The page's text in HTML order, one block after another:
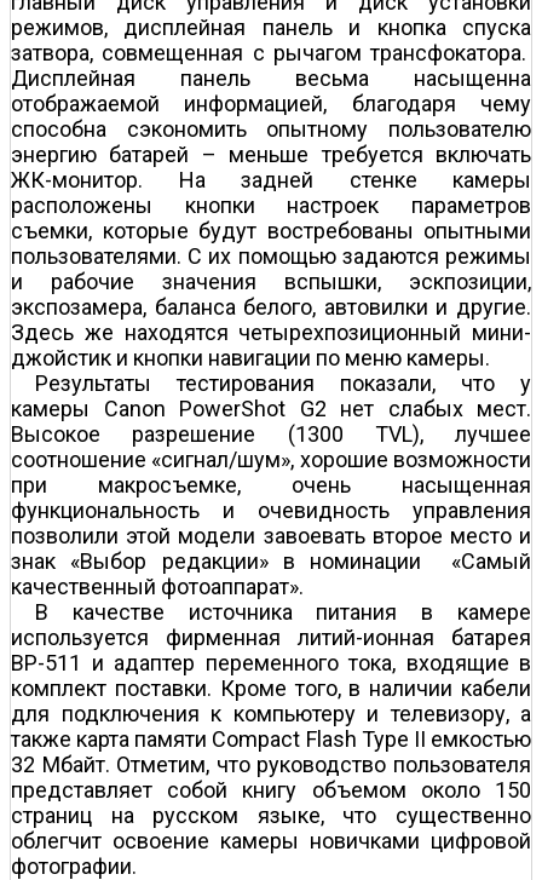
режимов, дисплейная панель и кнопка спуска
затвора, совмещенная с рычагом трансфокатора.
Дисплейная панель весьма насыщенна
отображаемой информацией, благодаря чему
способна сэкономить опытному пользователю
энергию батарей – меньше требуется включать
ЖК-монитор. На задней стенке камеры
расположены кнопки настроек параметров
съемки, которые будут востребованы опытными
пользователями. С их помощью задаются режимы
и рабочие значения вспышки, эскпозиции,
экспозамера, баланса белого, автовилки и другие.
Здесь же находятся четырехпозиционный мини-
джойстик и кнопки навигации по меню камеры.
Результаты тестирования показали, что у
камеры Canon PowerShot G2 нет слабых мест.
Высокое разрешение (1300 TVL), лучшее
соотношение «сигнал/шум», хорошие возможности
при макросъемке, очень насыщенная
функциональность и очевидность управления
позволили этой модели завоевать второе место и
знак «Выбор редакции» в номинации «Самый
качественный фотоаппарат».
В качестве источника питания в камере
используется фирменная литий-ионная батарея
BP-511 и адаптер переменного тока, входящие в
комплект поставки. Кроме того, в наличии кабели
для подключения к компьютеру и телевизору, а
также карта памяти Compact Flash Type II емкостью
32 Мбайт. Отметим, что руководство пользователя
представляет собой книгу объемом около 150
страниц на русском языке, что существенно
облегчит освоение камеры новичками цифровой
фотографии.